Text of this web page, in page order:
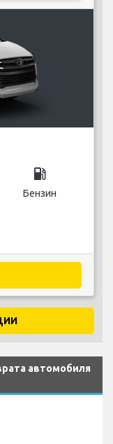
local_gas_station
Бензин
автомобиля